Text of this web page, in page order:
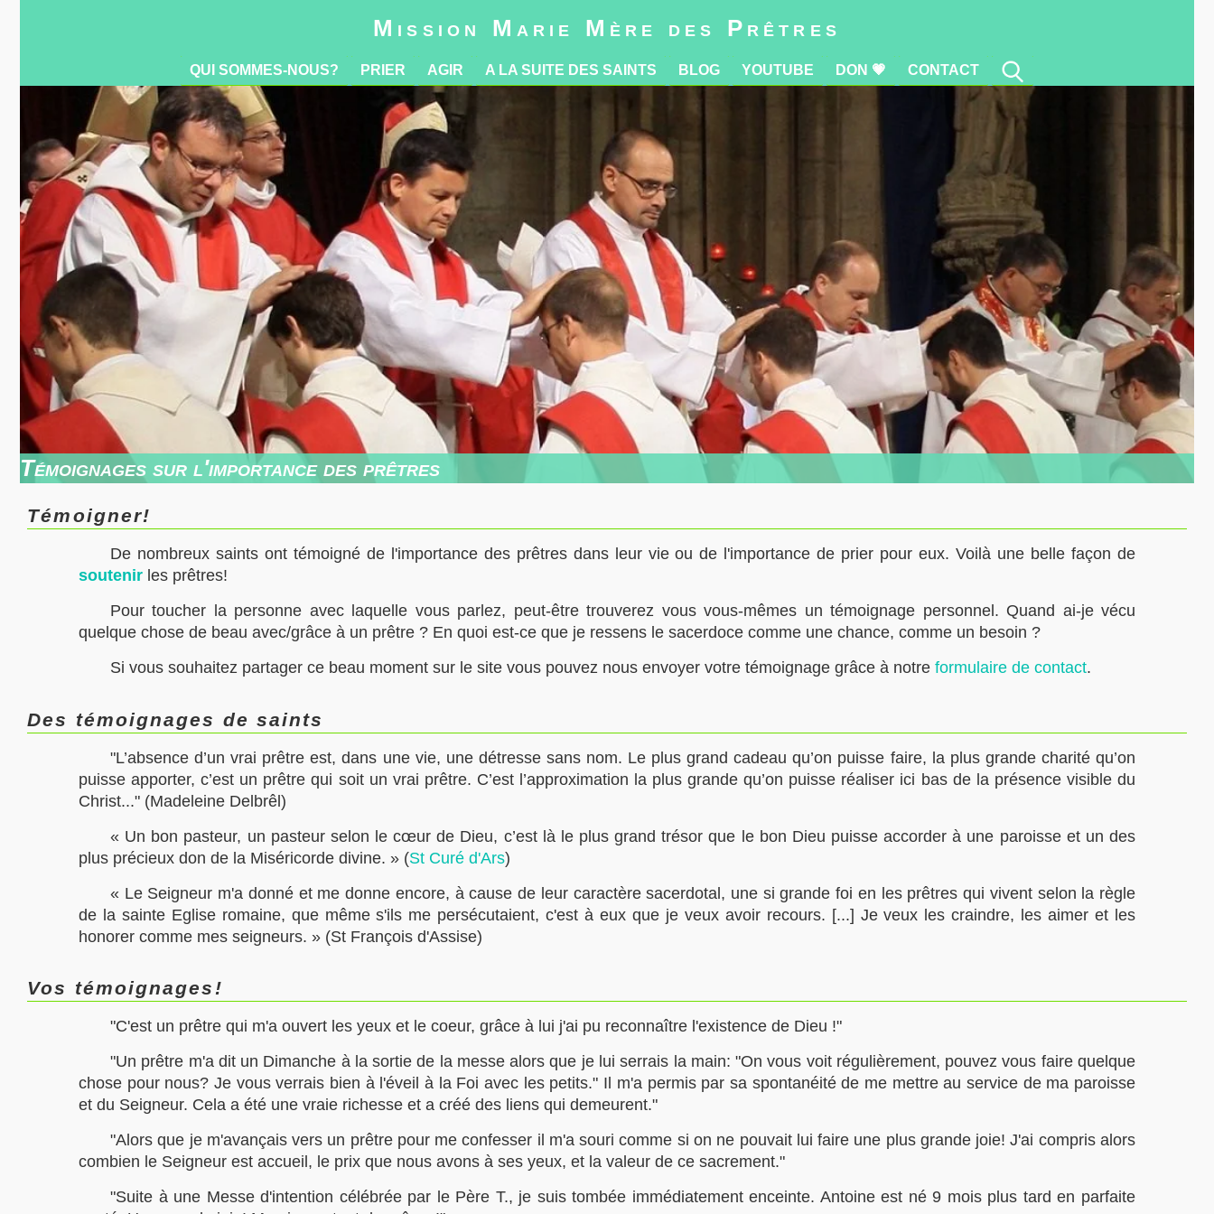
Mission Marie Mère des Prêtres
Témoignages sur l'importance des prêtres
Témoigner!
De nombreux saints ont témoigné de l'importance des prêtres dans leur vie ou de l'importance de prier pour eux. Voilà une belle façon de
soutenir les prêtres!
Pour toucher la personne avec laquelle vous parlez, peut-être trouverez vous vous-mêmes un témoignage personnel. Quand ai-je vécu
quelque chose de beau avec/grâce à un prêtre ? En quoi est-ce que je ressens le sacerdoce comme une chance, comme un besoin ?
Si vous souhaitez partager ce beau moment sur le site vous pouvez nous envoyer votre témoignage grâce à notre formulaire de contact.
Des témoignages de saints
"L’absence d’un vrai prêtre est, dans une vie, une détresse sans nom. Le plus grand cadeau qu’on puisse faire, la plus grande charité qu’on
puisse apporter, c’est un prêtre qui soit un vrai prêtre. C’est l’approximation la plus grande qu’on puisse réaliser ici bas de la présence visible du
Christ..." (Madeleine Delbrêl)
« Un bon pasteur, un pasteur selon le cœur de Dieu, c’est là le plus grand trésor que le bon Dieu puisse accorder à une paroisse et un des
plus précieux don de la Miséricorde divine. » (St Curé d'Ars)
« Le Seigneur m'a donné et me donne encore, à cause de leur caractère sacerdotal, une si grande foi en les prêtres qui vivent selon la règle
de la sainte Eglise romaine, que même s'ils me persécutaient, c'est à eux que je veux avoir recours. [...] Je veux les craindre, les aimer et les
honorer comme mes seigneurs. » (St François d'Assise)
Vos témoignages!
"C'est un prêtre qui m'a ouvert les yeux et le coeur, grâce à lui j'ai pu reconnaître l'existence de Dieu !"
"Un prêtre m'a dit un Dimanche à la sortie de la messe alors que je lui serrais la main: "On vous voit régulièrement, pouvez vous faire quelque
chose pour nous? Je vous verrais bien à l'éveil à la Foi avec les petits." Il m'a permis par sa spontanéité de me mettre au service de ma paroisse
et du Seigneur. Cela a été une vraie richesse et a créé des liens qui demeurent."
"Alors que je m'avançais vers un prêtre pour me confesser il m'a souri comme si on ne pouvait lui faire une plus grande joie! J'ai compris alors
combien le Seigneur est accueil, le prix que nous avons à ses yeux, et la valeur de ce sacrement."
"Suite à une Messe d'intention célébrée par le Père T., je suis tombée immédiatement enceinte. Antoine est né 9 mois plus tard en parfaite
QUI SOMMES-NOUS? PRIER AGIR A LA SUITE DES SAINTS BLOG YOUTUBE DON 💗 CONTACT